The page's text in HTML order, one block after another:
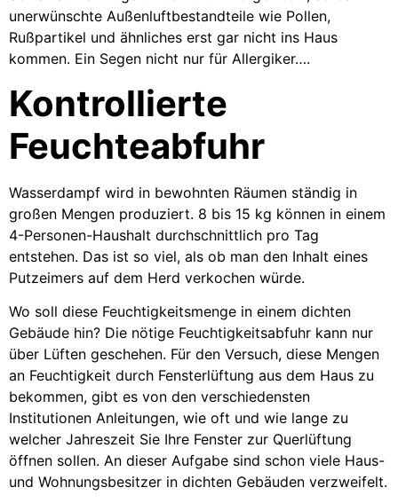
unerwünschte Außenluftbestandteile wie Pollen,
Rußpartikel und ähnliches erst gar nicht ins Haus
kommen. Ein Segen nicht nur für Allergiker….
Kontrollierte
Feuchteabfuhr
Wasserdampf wird in bewohnten Räumen ständig in
großen Mengen produziert. 8 bis 15 kg können in einem
4-Personen-Haushalt durchschnittlich pro Tag
entstehen. Das ist so viel, als ob man den Inhalt eines
Putzeimers auf dem Herd verkochen würde.
Wo soll diese Feuchtigkeitsmenge in einem dichten
Gebäude hin? Die nötige Feuchtigkeitsabfuhr kann nur
über Lüften geschehen. Für den Versuch, diese Mengen
an Feuchtigkeit durch Fensterlüftung aus dem Haus zu
bekommen, gibt es von den verschiedensten
Institutionen Anleitungen, wie oft und wie lange zu
welcher Jahreszeit Sie Ihre Fenster zur Querlüftung
öffnen sollen. An dieser Aufgabe sind schon viele Haus-
und Wohnungsbesitzer in dichten Gebäuden verzweifelt.